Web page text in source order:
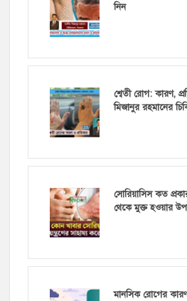
নিন
শ্বেতী রোগ: কারণ,
মিজানুর রহমানের
সোরিয়াসিস কত
থেকে মুক্ত হওয়ার
মানসিক রোগের